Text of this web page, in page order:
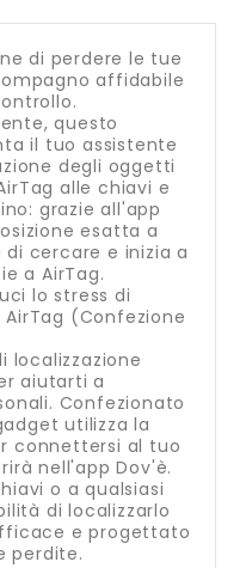
di perdere le tue
affidabile
questo
il tuo assistente
degli oggetti
alle chiavi e
grazie all'app
esatta a
cercare e inizia a
a AirTag.
lo stress di
(Confezione
localizzazione
aiutarti a
Confezionato
utilizza la
connettersi al tuo
nell'app Dov'è.
o a qualsiasi
di localizzarlo
e progettato
perdite.